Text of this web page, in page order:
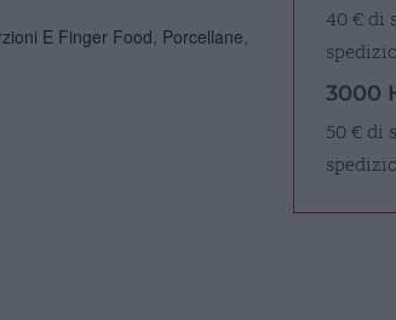
E Finger Food, Porcellane,
40 € di
3000
50 € di